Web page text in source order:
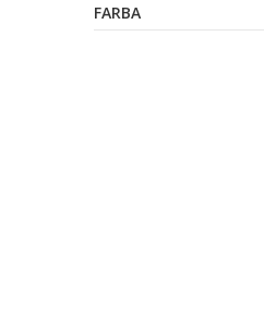
FARBA